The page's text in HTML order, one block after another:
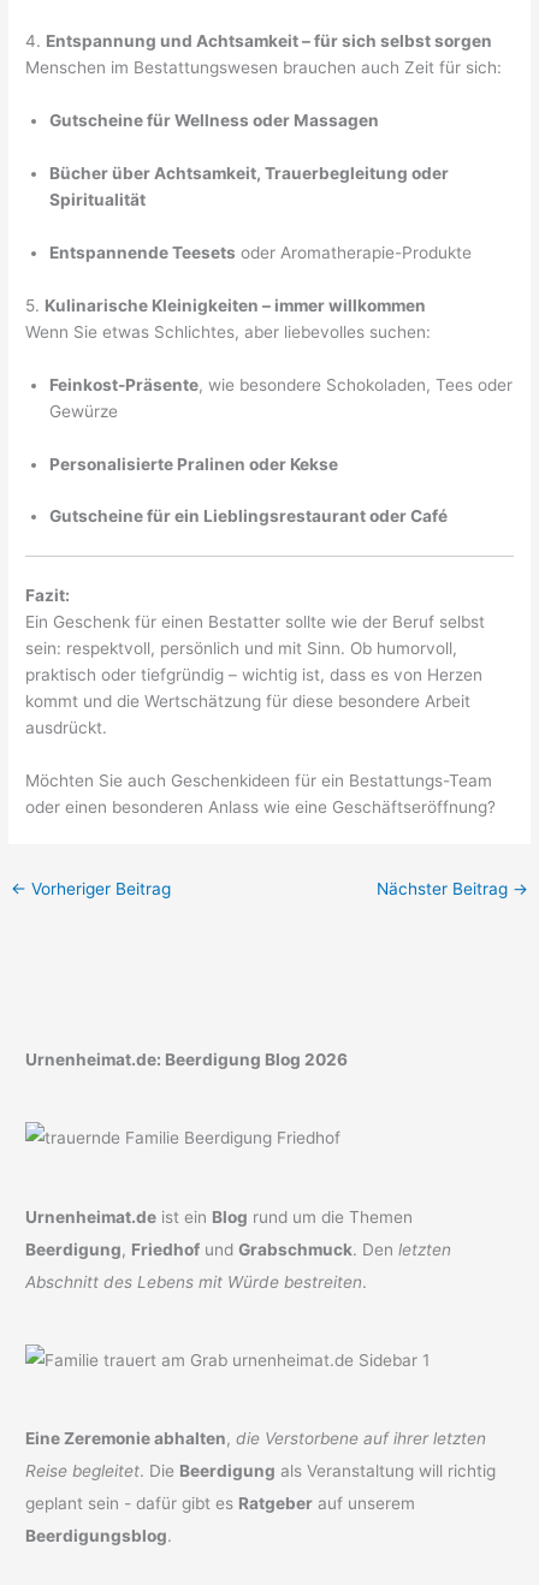
4. Entspannung und Achtsamkeit – für sich selbst sorgen
Menschen im Bestattungswesen brauchen auch Zeit für sich:
Gutscheine für Wellness oder Massagen
Bücher über Achtsamkeit, Trauerbegleitung oder
Spiritualität
Entspannende Teesets oder Aromatherapie-Produkte
5. Kulinarische Kleinigkeiten – immer willkommen
Wenn Sie etwas Schlichtes, aber liebevolles suchen:
Feinkost-Präsente, wie besondere Schokoladen, Tees oder
Gewürze
Personalisierte Pralinen oder Kekse
Gutscheine für ein Lieblingsrestaurant oder Café
Fazit:
Ein Geschenk für einen Bestatter sollte wie der Beruf selbst
sein: respektvoll, persönlich und mit Sinn. Ob humorvoll,
praktisch oder tiefgründig – wichtig ist, dass es von Herzen
kommt und die Wertschätzung für diese besondere Arbeit
ausdrückt.
Möchten Sie auch Geschenkideen für ein Bestattungs-Team
oder einen besonderen Anlass wie eine Geschäftseröffnung?
← Vorheriger Beitrag Nächster Beitrag →
Urnenheimat.de: Beerdigung Blog 2026
Urnenheimat.de ist ein Blog rund um die Themen
Beerdigung, Friedhof undGrabschmuck. Denletzten
Abschnitt des Lebens mit Würde bestreiten.
Eine Zeremonie abhalten,die Verstorbene auf ihrer letzten
Reise begleitet. Die Beerdigung als Veranstaltung will richtig
geplant sein - dafür gibt es Ratgeber auf unserem
Beerdigungsblog.